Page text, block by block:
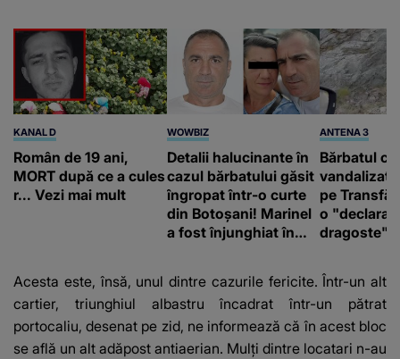
KANAL D
Român de 19 ani,
MORT după ce a cules
r... Vezi mai mult
WOWBIZ
Detalii halucinante în
cazul bărbatului găsit
îngropat într-o curte
din Botoșani! Marinel
a fost înjunghiat în
suspecți
ANTENA 3
Bărbatul
vandalizat
pe
o
dragoste"
mediu
Acesta este, însă, unul dintre cazurile fericite. Într-un alt
cartier, triunghiul albastru încadrat într-un pătrat
portocaliu, desenat pe zid, ne informează că în acest bloc
se află un alt adăpost antiaerian. Mulți dintre locatari n-au